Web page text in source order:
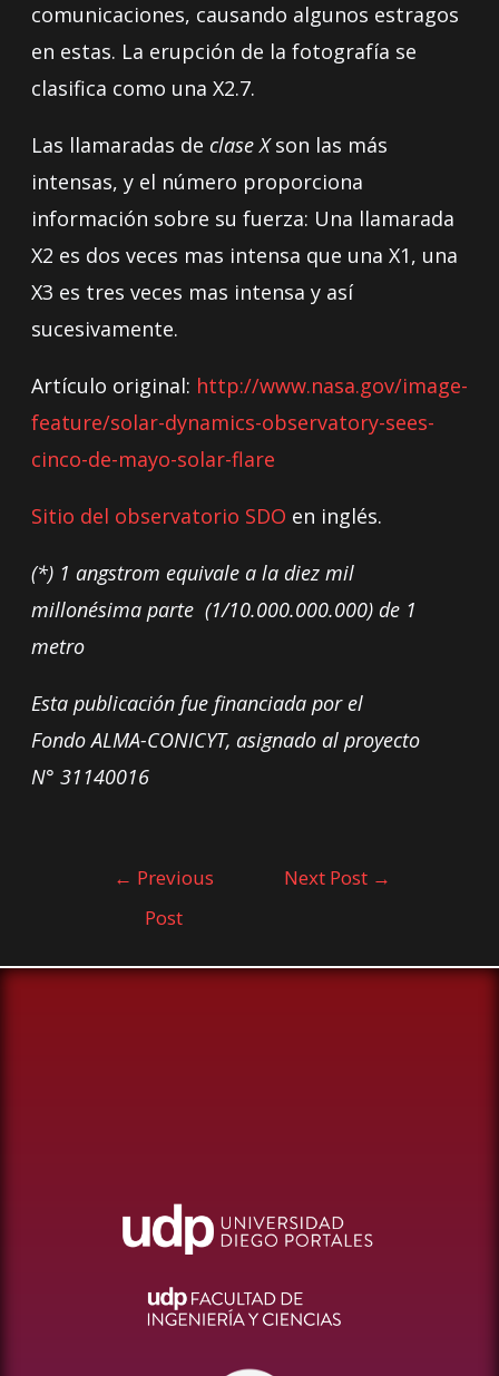
comunicaciones, causando algunos estragos
en estas. La erupción de la fotografía se
clasifica como una X2.7.
Las llamaradas de clase Xson las más
intensas, y el número proporciona
información sobre su fuerza: Una llamarada
X2 es dos veces mas intensa que una X1, una
X3 es tres veces mas intensa y así
sucesivamente.
Artículo original: http://www.nasa.gov/image-
feature/solar-dynamics-observatory-sees-
cinco-de-mayo-solar-flare
Sitio del observatorio SDO en inglés.
(*) 1 angstrom equivale a la diez mil
millonésima parte (1/10.000.000.000) de 1
metro
Esta publicación fue financiada por el
Fondo ALMA-CONICYT, asignado al proyecto
N° 31140016
← Previous
Post
Next Post →